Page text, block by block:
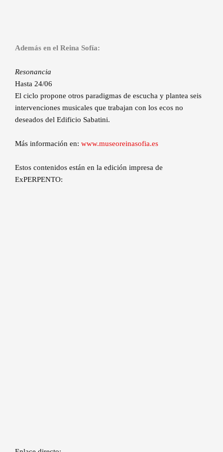
Además en el Reina Sofía:
Resonancia
Hasta 24/06
El ciclo propone otros paradigmas de escucha y plantea seis
intervenciones musicales que trabajan con los ecos no
deseados del Edificio Sabatini.
Más información en: www.museoreinasofia.es
Estos contenidos están en la edición impresa de
ExPERPENTO: